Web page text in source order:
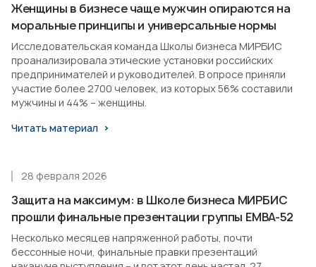
Женщины в бизнесе чаще мужчин опираются на
моральные принципы и универсальные нормы
Исследовательская команда Школы бизнеса МИРБИС
проанализировала этические установки российских
предпринимателей и руководителей. В опросе приняли
участие более 2700 человек, из которых 56% составили
мужчины и 44% – женщины.
Читать материал
Защита на максимум: в Школе бизнеса МИРБИС
прошли финальные презентации группы EMBA-52
28 февраля 2026
Несколько месяцев напряженной работы, почти
бессонные ночи, финальные правки презентаций